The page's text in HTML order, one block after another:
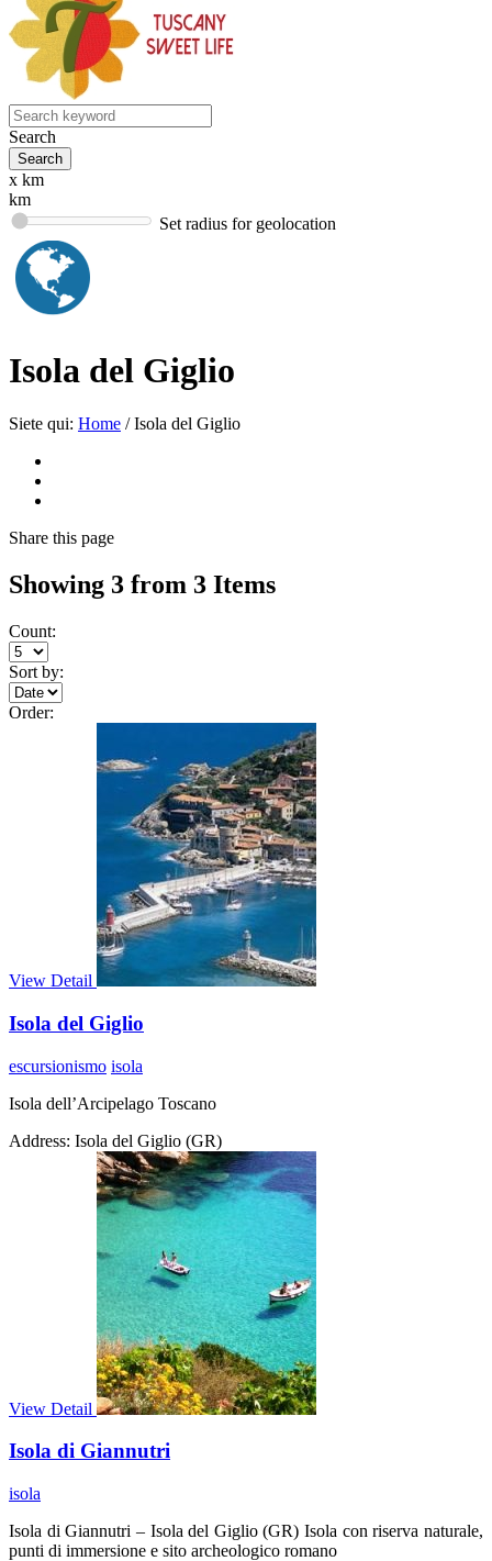
Search
x km
km
Set radius for geolocation
Isola del Giglio
Siete qui: Home / Isola del Giglio
Share this page
Showing 3 from 3 Items
Count:
Sort by:
Order:
View Detail
Isola del Giglio
escursionismo isola
Isola dell’Arcipelago Toscano
Address: Isola del Giglio (GR)
View Detail
Isola di Giannutri
isola
Isola di Giannutri – Isola del Giglio (GR) Isola con riserva naturale,
punti di immersione e sito archeologico romano